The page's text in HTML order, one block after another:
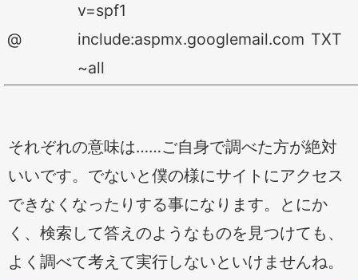
@
v=spf1
include:aspmx.googlemail.com
~all
TXT
それぞれの意味は……ご自身で調べた方が絶対
いいです。でないと僕の様にサイトにアクセス
できなくなったりする事になります。とにか
く、検索して答えのようなものを見つけても、
よく調べて考えて実行しないといけませんね。